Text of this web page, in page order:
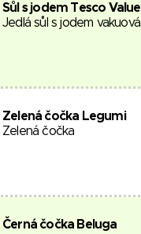
Sůl s jodem Tesco Value
Jedlá sůl s jodem vakuová
Zelená čočka Legumi
Zelená čočka
Černá čočka Beluga